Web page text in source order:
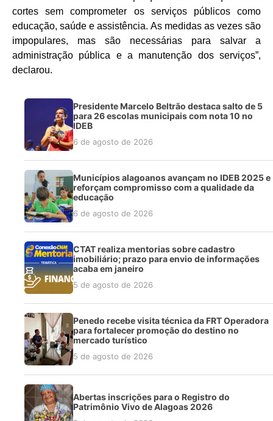
cortes sem comprometer os serviços públicos como
educação, saúde e assistência. As medidas as vezes são
impopulares, mas são necessárias para salvar a
administração pública e a manutenção dos serviços”,
declarou.
Presidente Marcelo Beltrão destaca salto de 5
para 26 escolas municipais com nota 10 no
IDEB
6 de agosto de 2026
Municípios alagoanos avançam no IDEB 2025 e
reforçam compromisso com a qualidade da
educação
6 de agosto de 2026
CTAT realiza mentorias sobre cadastro
imobiliário; prazo para envio de informações
acaba em janeiro
5 de agosto de 2026
Penedo recebe visita técnica da FRT Operadora
para fortalecer promoção do destino no
mercado turístico
5 de agosto de 2026
Abertas inscrições para o Registro do
Patrimônio Vivo de Alagoas 2026